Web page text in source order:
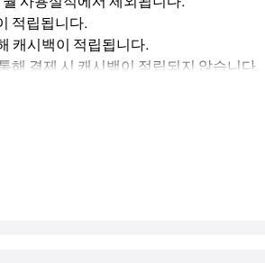
적립됩니다.
캐시백이 적립됩니다.
해 결제 시 캐시백이 적립되지 않습니다.